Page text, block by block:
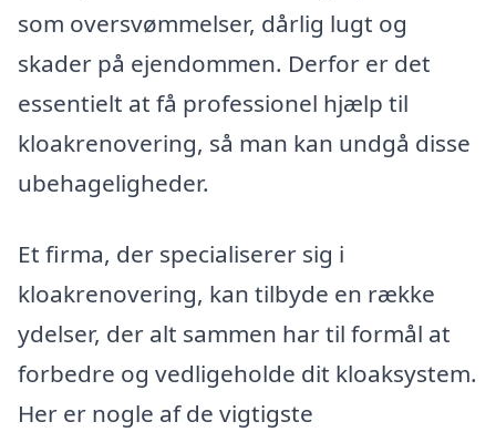
som oversvømmelser, dårlig lugt og
skader på ejendommen. Derfor er det
essentielt at få professionel hjælp til
kloakrenovering, så man kan undgå disse
ubehageligheder.
Et firma, der specialiserer sig i
kloakrenovering, kan tilbyde en række
ydelser, der alt sammen har til formål at
forbedre og vedligeholde dit kloaksystem.
Her er nogle af de vigtigste